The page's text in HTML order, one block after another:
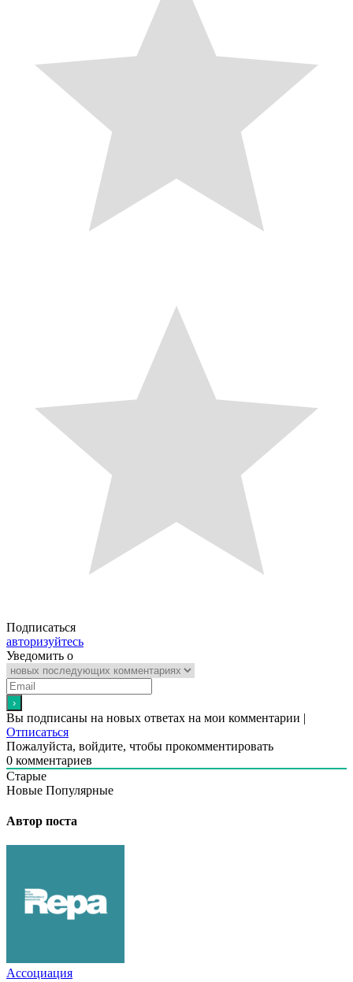
Подписаться
авторизуйтесь
Уведомить о
Вы подписаны на новых ответах на мои комментарии |
Отписаться
Пожалуйста, войдите, чтобы прокомментировать
0 комментариев
Старые
Новые Популярные
Автор поста
Ассоциация